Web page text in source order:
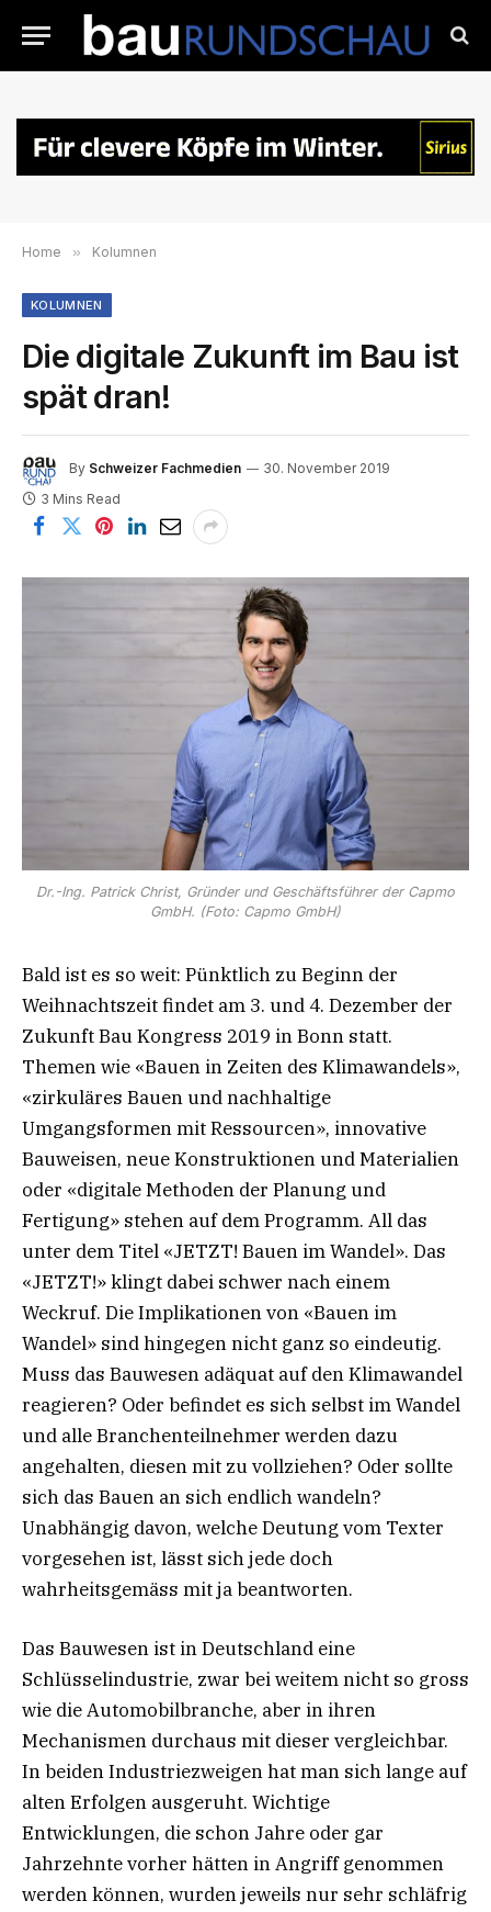
Home » Kolumnen
KOLUMNEN
Die digitale Zukunft im Bau ist
spät dran!
By Schweizer Fachmedien
30. November 2019
3 Mins Read
Dr.-Ing. Patrick Christ, Gründer und Geschäftsführer der Capmo
GmbH. (Foto: Capmo GmbH)
Bald ist es so weit: Pünktlich zu Beginn der
Weihnachtszeit findet am 3. und 4. Dezember der
Zukunft Bau Kongress 2019 in Bonn statt.
Themen wie «Bauen in Zeiten des Klimawandels»,
«zirkuläres Bauen und nachhaltige
Umgangsformen mit Ressourcen», innovative
Bauweisen, neue Konstruktionen und Materialien
oder «digitale Methoden der Planung und
Fertigung» stehen auf dem Programm. All das
unter dem Titel «JETZT! Bauen im Wandel». Das
«JETZT!» klingt dabei schwer nach einem
Weckruf. Die Implikationen von «Bauen im
Wandel» sind hingegen nicht ganz so eindeutig.
Muss das Bauwesen adäquat auf den Klimawandel
reagieren? Oder befindet es sich selbst im Wandel
und alle Branchenteilnehmer werden dazu
angehalten, diesen mit zu vollziehen? Oder sollte
sich das Bauen an sich endlich wandeln?
Unabhängig davon, welche Deutung vom Texter
vorgesehen ist, lässt sich jede doch
wahrheitsgemäss mit ja beantworten.
Das Bauwesen ist in Deutschland eine
Schlüsselindustrie, zwar bei weitem nicht so gross
wie die Automobilbranche, aber in ihren
Mechanismen durchaus mit dieser vergleichbar.
In beiden Industriezweigen hat man sich lange auf
alten Erfolgen ausgeruht. Wichtige
Entwicklungen, die schon Jahre oder gar
Jahrzehnte vorher hätten in Angriff genommen
werden können, wurden jeweils nur sehr schläfrig